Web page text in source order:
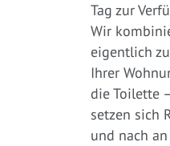
Tag zur
Wir
eigentlich
Ihrer
die Toilette
setzen sich
und nach